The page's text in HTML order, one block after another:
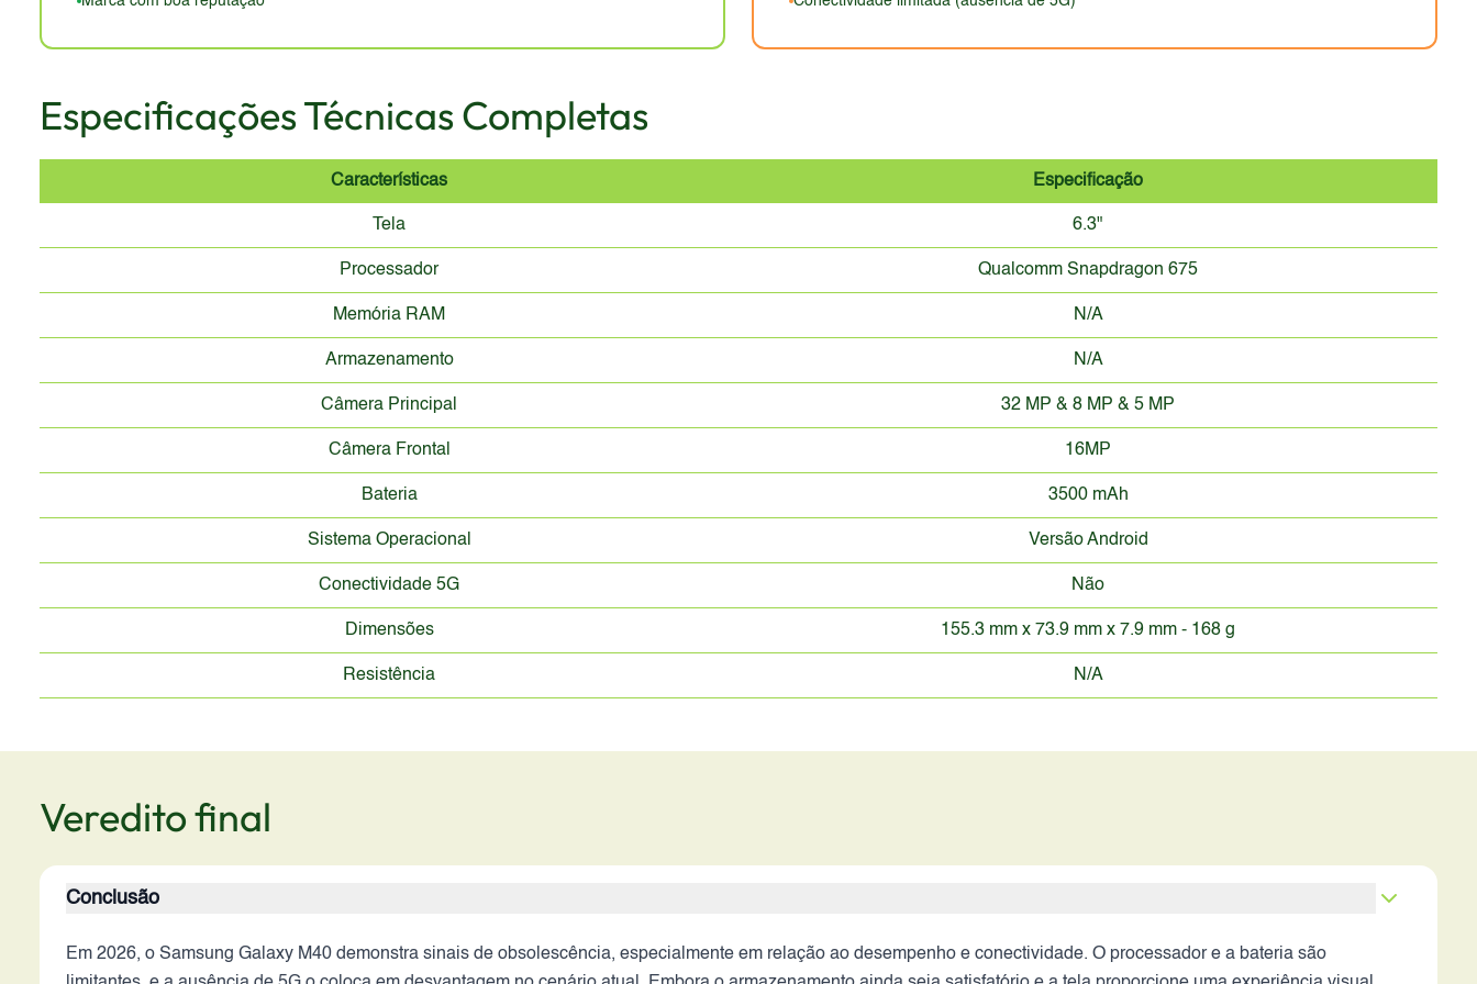
Especificações Técnicas Completas
Características Especificação
Tela 6.3"
Processador Qualcomm Snapdragon 675
Memória RAM N/A
Armazenamento N/A
Câmera Principal 32 MP & 8 MP & 5 MP
Câmera Frontal 16MP
Bateria 3500 mAh
Sistema Operacional Versão Android
Conectividade 5G Não
Dimensões 155.3 mm x 73.9 mm x 7.9 mm - 168 g
Resistência N/A
Veredito final
Conclusão
Em 2026, o Samsung Galaxy M40 demonstra sinais de obsolescência, especialmente em relação ao desempenho e conectividade. O processador e a bateria são